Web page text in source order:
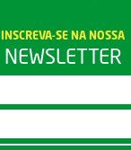
INSCREVA-SE NA NOSSA
NEWSLETTER